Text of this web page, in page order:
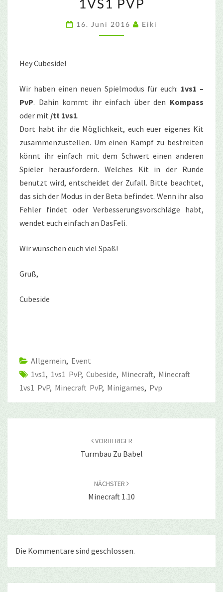
PVP
1VS1 PVP
16. Juni 2016 Eiki
Hey Cubeside!
Wir haben einen neuen Spielmodus für euch: 1vs1 –
PvP. Dahin kommt ihr einfach über den Kompass
oder mit /tt 1vs1.
Dort habt ihr die Möglichkeit, euch euer eigenes Kit
zusammenzustellen. Um einen Kampf zu bestreiten
könnt ihr einfach mit dem Schwert einen anderen
Spieler herausfordern. Welches Kit in der Runde
benutzt wird, entscheidet der Zufall. Bitte beachtet,
das sich der Modus in der Beta befindet. Wenn ihr also
Fehler findet oder Verbesserungsvorschläge habt,
wendet euch einfach an DasFeli.
Wir wünschen euch viel Spaß!
Gruß,
Cubeside
Allgemein, Event
1vs1, 1vs1 PvP, Cubeside, Minecraft, Minecraft
1vs1 PvP, Minecraft PvP, Minigames, Pvp
VORHERIGER
Turmbau Zu Babel
NÄCHSTER
Minecraft 1.10
Die Kommentare sind geschlossen.